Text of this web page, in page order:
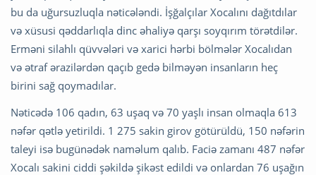
bu da uğursuzluqla nəticələndi. İşğalçılar Xocalını dağıtdılar
və xüsusi qəddarlıqla dinc əhaliyə qarşı soyqırım törətdilər.
Erməni silahlı qüvvələri və xarici hərbi bölmələr Xocalıdan
və ətraf ərazilərdən qaçıb gedə bilməyən insanların heç
birini sağ qoymadılar.
Nəticədə 106 qadın, 63 uşaq və 70 yaşlı insan olmaqla 613
nəfər qətlə yetirildi. 1 275 sakin girov götürüldü, 150 nəfərin
taleyi isə bugünədək naməlum qalıb. Faciə zamanı 487 nəfər
Xocalı sakini ciddi şəkildə şikəst edildi və onlardan 76 uşağın